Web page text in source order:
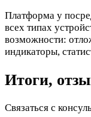
Платформа у
всех типах
возможности:
индикаторы,
Итоги,
Связаться с